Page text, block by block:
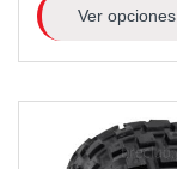
Ver opciones